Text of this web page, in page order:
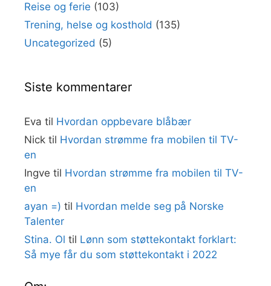
Reise og ferie (103)
Trening, helse og kosthold (135)
Uncategorized (5)
Siste kommentarer
Eva til Hvordan oppbevare blåbær
Nick til Hvordan strømme fra mobilen til TV-
en
Ingve til Hvordan strømme fra mobilen til TV-
en
ayan =) til Hvordan melde seg på Norske
Talenter
Stina. Ol til Lønn som støttekontakt forklart:
Så mye får du som støttekontakt i 2022